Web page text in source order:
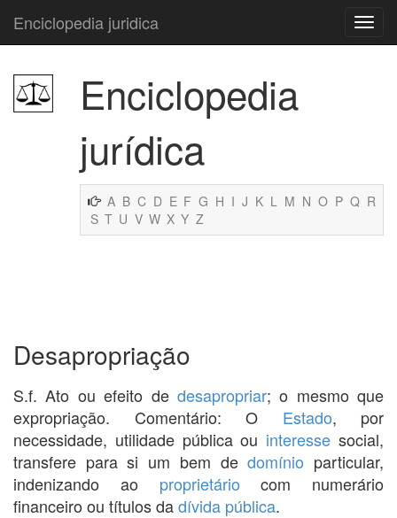
Enciclopedia juridica
Enciclopedia
jurídica
A B C D E F G H I J K L M N O P Q R
S T U V W X Y Z
Desapropriação
S.f. Ato ou efeito de desapropriar; o mesmo que
expropriação. Comentário: O Estado, por
necessidade, utilidade pública ou interesse social,
transfere para si um bem dedomínio particular,
indenizando ao proprietário com numerário
financeiro ou títulos dadívida pública.